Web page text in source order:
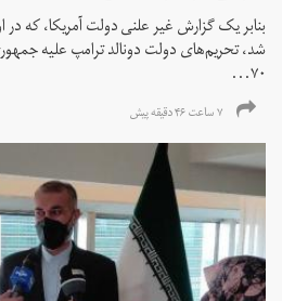
بنابر یک گزارش غیر علنی دولت آمریکا، که در
۷۰...
۷ ساعت ۴۶ دقیقه پیش